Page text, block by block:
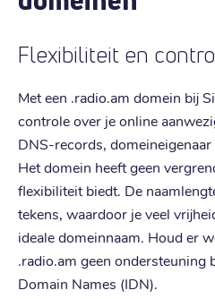
Flexibiliteit en
Met een .radio.am domein bij
controle over je online
DNS-records,
Het domein heeft geen
flexibiliteit biedt. De
tekens, waardoor je veel
ideale domeinnaam. Houd er
.radio.am geen ondersteuning
Domain Names (IDN).